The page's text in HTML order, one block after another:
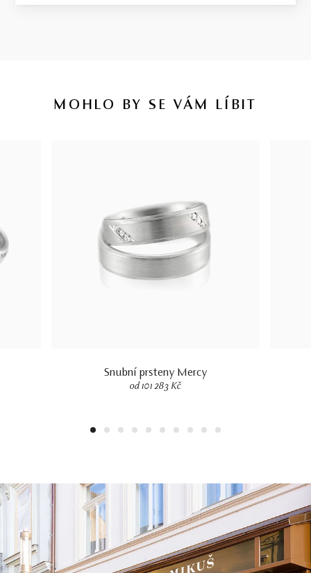
MOHLO BY SE VÁM LÍBIT
Snubní prsteny Mercy
od 101 283 Kč
1 2 3 4 5 6 7 8 9 10